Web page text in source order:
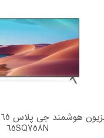
65SQ758N